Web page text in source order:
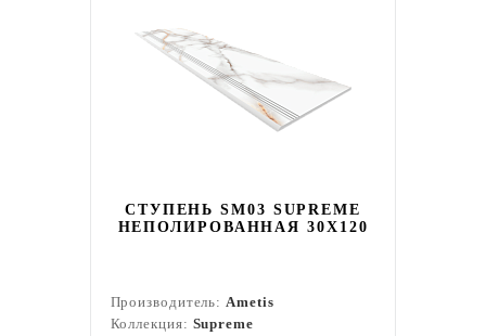
СТУПЕНЬ SM03 SUPREME
НЕПОЛИРОВАННАЯ 30X120
Производитель:Ametis
Коллекция: Supreme